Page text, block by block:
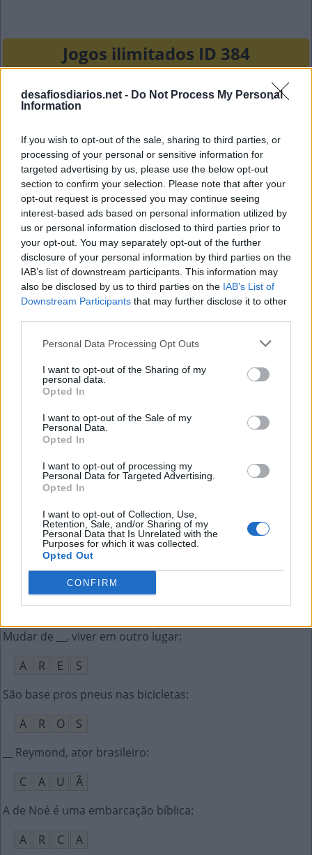
desafiosdiarios.net - Do Not Process My Personal
Information
If you wish to opt-out of the sale, sharing to third parties, or
processing of your personal or sensitive information for
targeted advertising by us, please use the below opt-out
section to confirm your selection. Please note that after your
opt-out request is processed you may continue seeing
interest-based ads based on personal information utilized by
us or personal information disclosed to third parties prior to
your opt-out. You may separately opt-out of the further
disclosure of your personal information by third parties on the
IAB’s list of downstream participants. This information may
also be disclosed by us to third parties on the IAB’s List of
Downstream Participants that may further disclose it to other
Personal Data Processing Opt Outs
I want to opt-out of the Sharing of my
personal data.
Opted In
I want to opt-out of the Sale of my
Personal Data.
Opted In
I want to opt-out of processing my
Personal Data for Targeted Advertising.
Opted In
I want to opt-out of Collection, Use,
Retention, Sale, and/or Sharing of my
Personal Data that Is Unrelated with the
Purposes for which it was collected.
Opted Out
CONFIRM
Jogos ilimitados ID 384
A R
P
O E S I A
S
E
V I T
A
S
E R A
O
A
R O S
O ato de desmontar do cavalo:
A
P E A
R
Fazê-lo é trabalhar a mais ou de noite:
S
E R Ã
O
Textos como os de Fernando Pessoa e Paulo Leminski
O E S I A
S
V E I R
São feitas para concorrer aos prêmios da loteria:
P O S
Game __, fim ruim de um jogo de videogame (ing.):
V E
R
Procura não fazer algo
E
V I T
A
Mudar de __, viver em outro lugar:
A
R E
S
São base pros pneus nas bicicletas:
A
R O
S
__ Reymond, ator brasileiro:
C
A U
Ã
A de Noé é uma embarcação bíblica:
A
R C
A